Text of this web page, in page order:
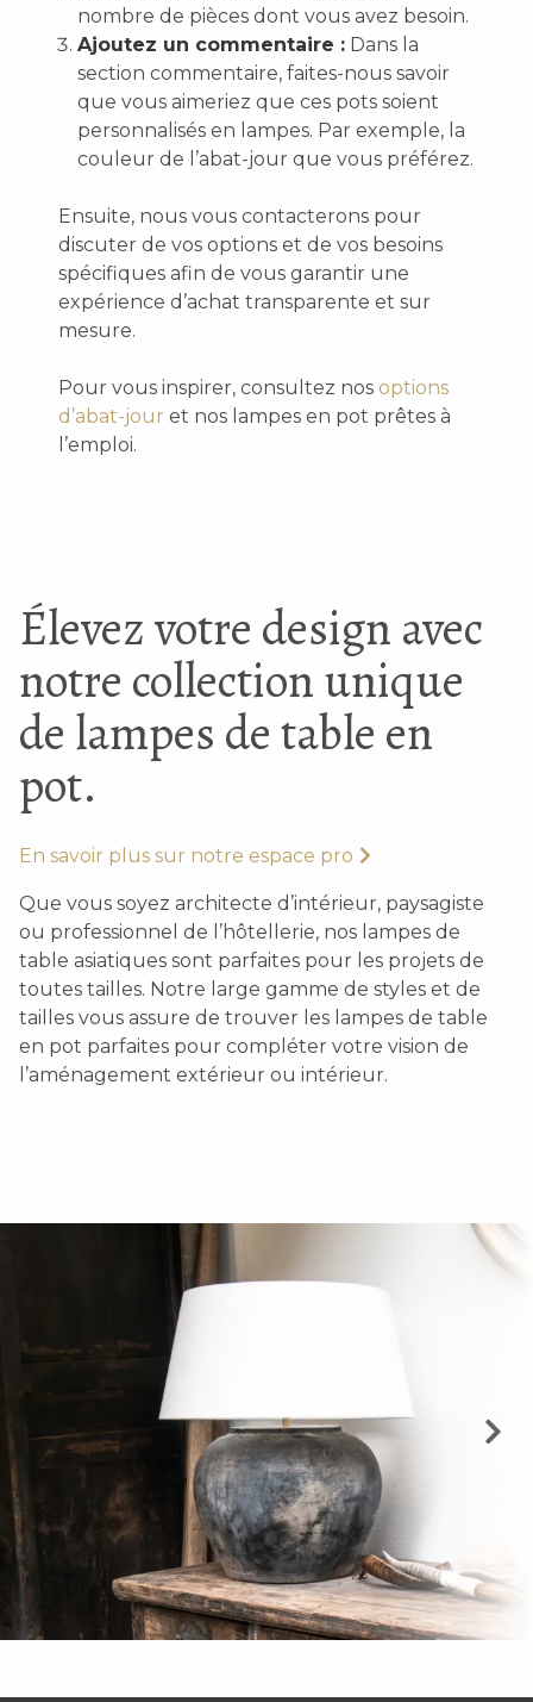
nombre de pièces dont vous avez besoin.
Ajoutez un commentaire : Dans la
section commentaire, faites-nous savoir
que vous aimeriez que ces pots soient
personnalisés en lampes. Par exemple, la
couleur de l’abat-jour que vous préférez.
Ensuite, nous vous contacterons pour
discuter de vos options et de vos besoins
spécifiques afin de vous garantir une
expérience d’achat transparente et sur
mesure.
Pour vous inspirer, consultez nos options
d’abat-jour et nos lampes en pot prêtes à
l’emploi.
Élevez votre design avec
notre collection unique
de lampes de table en
pot.
En savoir plus sur notre espace pro
Que vous soyez architecte d’intérieur, paysagiste
ou professionnel de l’hôtellerie, nos lampes de
table asiatiques sont parfaites pour les projets de
toutes tailles. Notre large gamme de styles et de
tailles vous assure de trouver les lampes de table
en pot parfaites pour compléter votre vision de
l’aménagement extérieur ou intérieur.